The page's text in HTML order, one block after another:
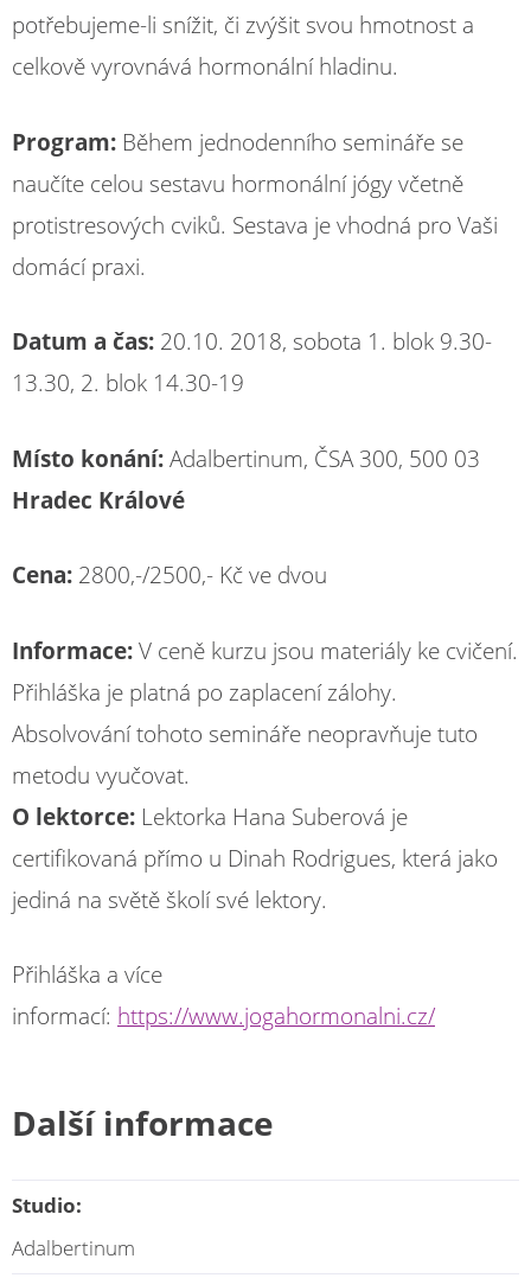
potřebujeme-li snížit, či zvýšit svou hmotnost a
celkově vyrovnává hormonální hladinu.
Program: Během jednodenního semináře se
naučíte celou sestavu hormonální jógy včetně
protistresových cviků. Sestava je vhodná pro Vaši
domácí praxi.
Datum a čas: 20.10. 2018, sobota 1. blok 9.30-
13.30, 2. blok 14.30-19
Místo konání:Adalbertinum, ČSA 300, 500 03
Hradec Králové
Cena: 2800,-/2500,- Kč ve dvou
Informace:V ceně kurzu jsou materiály ke cvičení.
Přihláška je platná po zaplacení zálohy.
Absolvování tohoto semináře neopravňuje tuto
metodu vyučovat.
O lektorce: Lektorka Hana Suberová je
certifikovaná přímo u Dinah Rodrigues, která jako
jediná na světě školí své lektory.
Přihláška a více
informací: https://www.jogahormonalni.cz/
Další informace
Studio:
Adalbertinum